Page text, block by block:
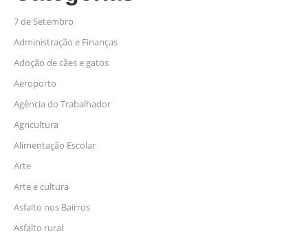
7 de Setembro
Administração e Finanças
Adoção de cães e gatos
Aeroporto
Agência do Trabalhador
Agricultura
Alimentação Escolar
Arte
Arte e cultura
Asfalto nos Bairros
Asfalto rural